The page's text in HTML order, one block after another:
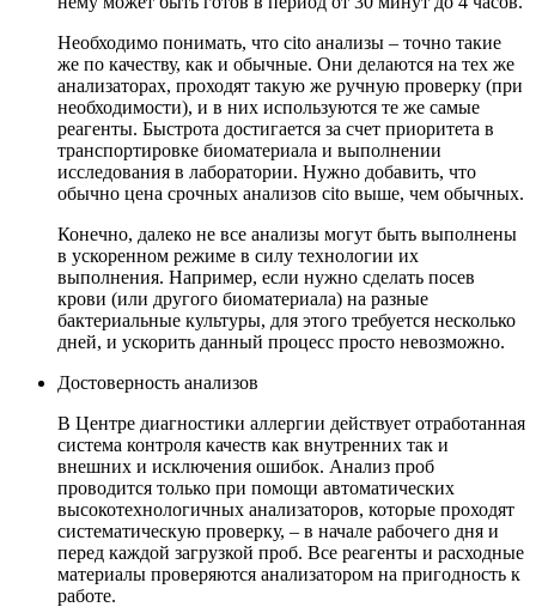
Необходимо понимать, что cito анализы – точно такие
же по качеству, как и обычные. Они делаются на тех же
анализаторах, проходят такую же ручную проверку (при
необходимости), и в них используются те же самые
реагенты. Быстрота достигается за счет приоритета в
транспортировке биоматериала и выполнении
исследования в лаборатории. Нужно добавить, что
обычно цена срочных анализов cito выше, чем обычных.
Конечно, далеко не все анализы могут быть выполнены
в ускоренном режиме в силу технологии их
выполнения. Например, если нужно сделать посев
крови (или другого биоматериала) на разные
бактериальные культуры, для этого требуется несколько
дней, и ускорить данный процесс просто невозможно.
Достоверность анализов
В Центре диагностики аллергии действует отработанная
система контроля качеств как внутренних так и
внешних и исключения ошибок. Анализ проб
проводится только при помощи автоматических
высокотехнологичных анализаторов, которые проходят
систематическую проверку, – в начале рабочего дня и
перед каждой загрузкой проб. Все реагенты и расходные
материалы проверяются анализатором на пригодность к
работе.